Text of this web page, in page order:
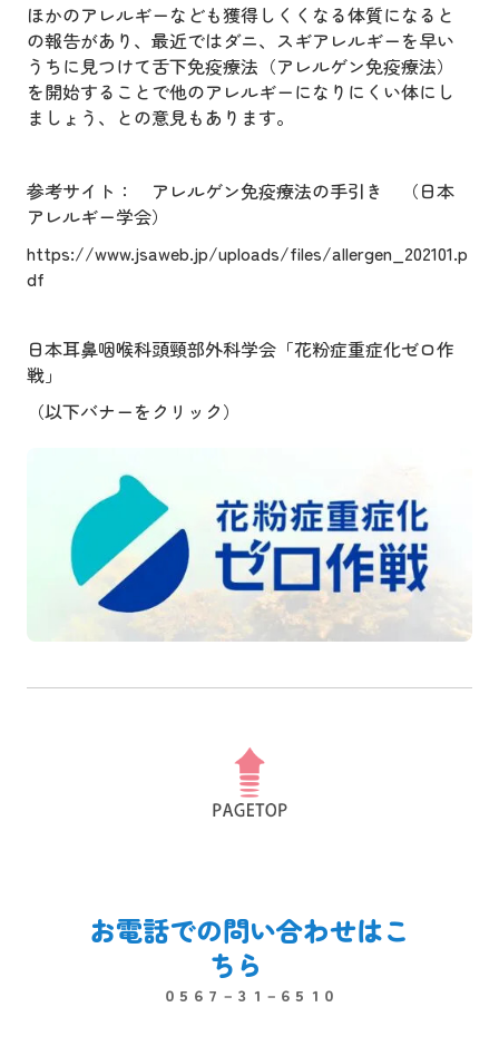
ほかのアレルギーなども獲得しくくなる体質になると
の報告があり、最近ではダニ、スギアレルギーを早い
うちに見つけて舌下免疫療法（アレルゲン免疫療法）
を開始することで他のアレルギーになりにくい体にし
ましょう、との意見もあります。
参考サイト： アレルゲン免疫療法の手引き （日本
アレルギー学会）
https://www.jsaweb.jp/uploads/files/allergen_202101.p
df
日本耳鼻咽喉科頭頸部外科学会「花粉症重症化ゼロ作
戦」
（以下バナーをクリック）
お電話での問い合わせはこ
ちら
０５６７－３１－６５１０